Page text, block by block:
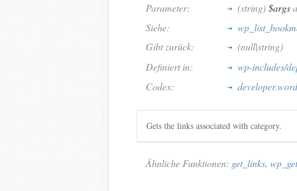
Parameter:
(string)$args
Siehe:
Gibt zurück:
(null|string)
Definiert in:
wp-includes/
Codex:
Gets the links associated with category.
Ähnliche Funktionen: get_links,